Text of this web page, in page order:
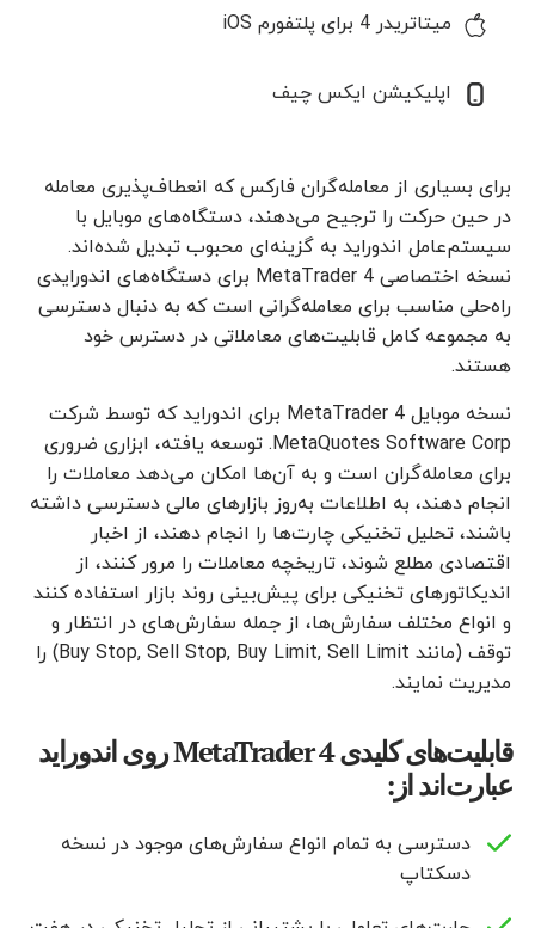
میتاتریدر 4 برای پلتفورم iOS
اپلیکیشن ایکس چیف
برای بسیاری از معامله‌گران فارکس که انعطاف‌پذیری معامله
در حین حرکت را ترجیح می‌دهند، دستگاه‌های موبایل با
سیستم‌عامل اندوراید به گزینه‌ای محبوب تبدیل شده‌اند.
نسخه اختصاصی MetaTrader 4 برای دستگاه‌های اندورایدی
راه‌حلی مناسب برای معامله‌گرانی است که به دنبال دسترسی
به مجموعه کامل قابلیت‌های معاملاتی در دسترس خود
هستند.
نسخه موبایل MetaTrader 4 برای اندوراید که توسط شرکت
MetaQuotes Software Corp. توسعه یافته، ابزاری ضروری
برای معامله‌گران است و به آن‌ها امکان می‌دهد معاملات را
انجام دهند، به اطلاعات به‌روز بازارهای مالی دسترسی داشته
باشند، تحلیل تخنیکی چارت‌ها را انجام دهند، از اخبار
اقتصادی مطلع شوند، تاریخچه معاملات را مرور کنند، از
اندیکاتورهای تخنیکی برای پیش‌بینی روند بازار استفاده کنند
و انواع مختلف سفارش‌ها، از جمله سفارش‌های در انتظار و
توقف (مانند Buy Stop, Sell Stop, Buy Limit, Sell Limit) را
مدیریت نمایند.
قابلیت‌های کلیدی MetaTrader 4 روی اندوراید
عبارت‌اند از:
دسترسی به تمام انواع سفارش‌های موجود در نسخه
دسکتاپ